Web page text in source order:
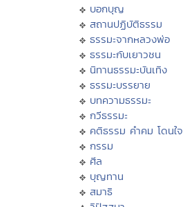
บอกบุญ
สถานปฏิบัติธรรม
ธรรมะจากหลวงพ่อ
ธรรมะกับเยาวชน
นิทานธรรมะบันเทิง
ธรรมะบรรยาย
บทความธรรมะ
กวีธรรมะ
คติธรรม คำคม โดนใจ
กรรม
ศีล
บุญทาน
สมาธิ